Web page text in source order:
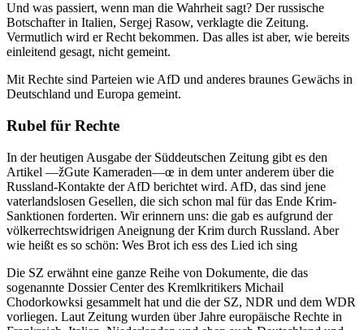
Und was passiert, wenn man die Wahrheit sagt? Der russische
Botschafter in Italien, Sergej Rasow, verklagte die Zeitung.
Vermutlich wird er Recht bekommen. Das alles ist aber, wie bereits
einleitend gesagt, nicht gemeint.
Mit Rechte sind Parteien wie AfD und anderes braunes Gewächs in
Deutschland und Europa gemeint.
Rubel für Rechte
In der heutigen Ausgabe der Süddeutschen Zeitung gibt es den
Artikel —žGute Kameraden—œ in dem unter anderem über die
Russland-Kontakte der AfD berichtet wird. AfD, das sind jene
vaterlandslosen Gesellen, die sich schon mal für das Ende Krim-
Sanktionen forderten. Wir erinnern uns: die gab es aufgrund der
völkerrechtswidrigen Aneignung der Krim durch Russland. Aber
wie heißt es so schön: Wes Brot ich ess des Lied ich sing
Die SZ erwähnt eine ganze Reihe von Dokumente, die das
sogenannte Dossier Center des Kremlkritikers Michail
Chodorkowksi gesammelt hat und die der SZ, NDR und dem WDR
vorliegen. Laut Zeitung wurden über Jahre europäische Rechte in